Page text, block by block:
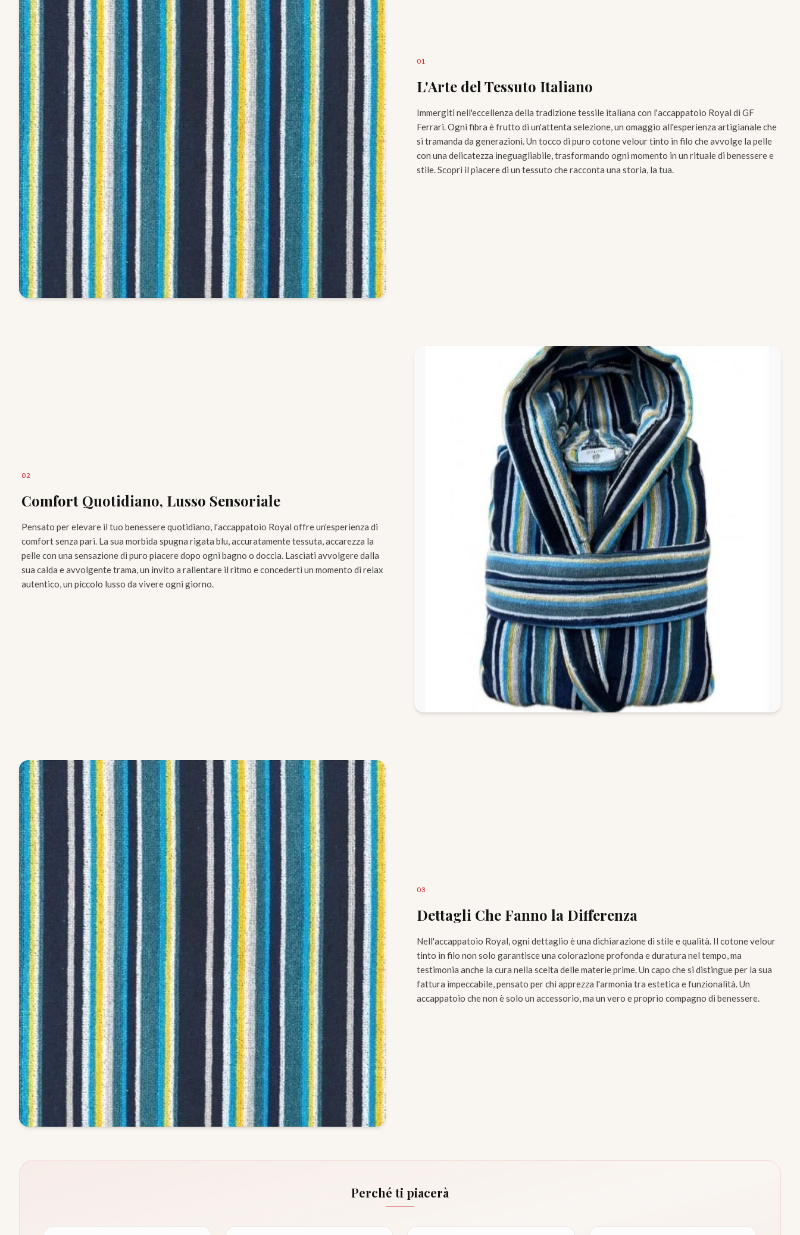
01
L'Arte del Tessuto Italiano
Immergiti nell'eccellenza della tradizione tessile italiana con l'accappatoio Royal di GF
Ferrari. Ogni fibra è frutto di un'attenta selezione, un omaggio all'esperienza artigianale che
si tramanda da generazioni. Un tocco di puro cotone velour tinto in filo che avvolge la pelle
con una delicatezza ineguagliabile, trasformando ogni momento in un rituale di benessere e
stile. Scopri il piacere di un tessuto che racconta una storia, la tua.
02
Comfort Quotidiano, Lusso Sensoriale
Pensato per elevare il tuo benessere quotidiano, l'accappatoio Royal offre un'esperienza di
comfort senza pari. La sua morbida spugna rigata blu, accuratamente tessuta, accarezza la
pelle con una sensazione di puro piacere dopo ogni bagno o doccia. Lasciati avvolgere dalla
sua calda e avvolgente trama, un invito a rallentare il ritmo e concederti un momento di relax
autentico, un piccolo lusso da vivere ogni giorno.
03
Dettagli Che Fanno la Differenza
Nell'accappatoio Royal, ogni dettaglio è una dichiarazione di stile e qualità. Il cotone velour
tinto in filo non solo garantisce una colorazione profonda e duratura nel tempo, ma
testimonia anche la cura nella scelta delle materie prime. Un capo che si distingue per la sua
fattura impeccabile, pensato per chi apprezza l'armonia tra estetica e funzionalità. Un
accappatoio che non è solo un accessorio, ma un vero e proprio compagno di benessere.
Perché ti piacerà